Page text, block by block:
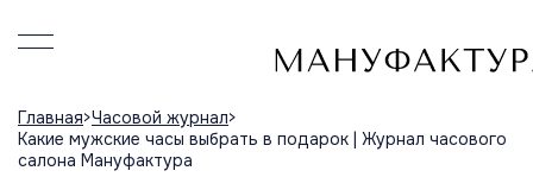
Главная Часовой журнал
Какие мужские часы выбрать в подарок | Журнал часового
салона Мануфактура